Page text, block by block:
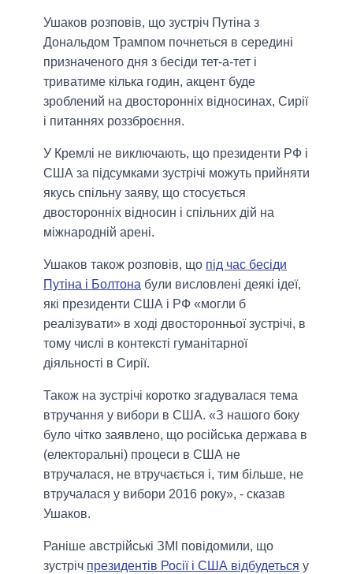
Ушаков розповів, що зустріч Путіна з
Дональдом Трампом почнеться в середині
призначеного дня з бесіди тет-а-тет і
триватиме кілька годин, акцент буде
зроблений на двосторонніх відносинах, Сирії
і питаннях роззброєння.
У Кремлі не виключають, що президенти РФ і
США за підсумками зустрічі можуть прийняти
якусь спільну заяву, що стосується
двосторонніх відносин і спільних дій на
міжнародній арені.
Ушаков також розповів, що під час бесіди
Путіна і Болтона були висловлені деякі ідеї,
які президенти США і РФ «могли б
реалізувати» в ході двосторонньої зустрічі, в
тому числі в контексті гуманітарної
діяльності в Сирії.
Також на зустрічі коротко згадувалася тема
втручання у вибори в США. «З нашого боку
було чітко заявлено, що російська держава в
(електоральні) процеси в США не
втручалася, не втручається і, тим більше, не
втручалася у вибори 2016 року», - сказав
Ушаков.
Раніше австрійські ЗМІ повідомили, що
зустріч президентів Росії і США відбудеться у